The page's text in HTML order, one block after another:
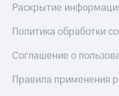
Раскрытие
Политика обработки
Соглашение о
Правила применения